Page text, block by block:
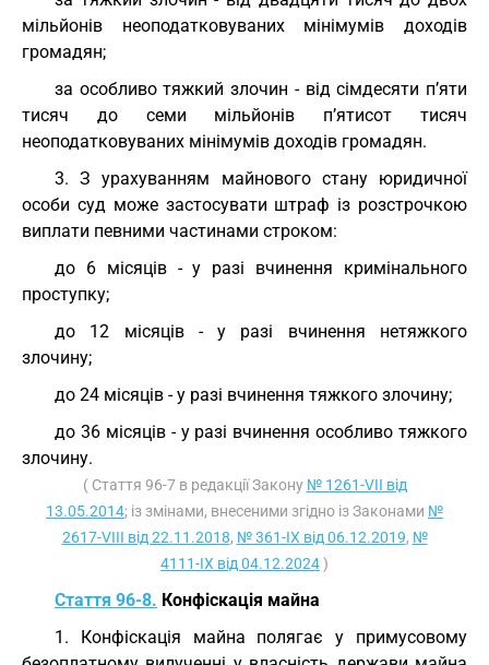
мільйонів неоподатковуваних мінімумів доходів
громадян;
за особливо тяжкий злочин - від сімдесяти п’яти
тисяч до семи мільйонів п’ятисот тисяч
неоподатковуваних мінімумів доходів громадян.
3. З урахуванням майнового стану юридичної
особи суд може застосувати штраф із розстрочкою
виплати певними частинами строком:
до 6 місяців - у разі вчинення кримінального
проступку;
до 12 місяців - у разі вчинення нетяжкого
злочину;
до 24 місяців - у разі вчинення тяжкого злочину;
до 36 місяців - у разі вчинення особливо тяжкого
злочину.
( Стаття 96-7 в редакції Закону № 1261-VII від
13.05.2014; із змінами, внесеними згідно із Законами №
2617-VIII від 22.11.2018, № 361-IX від 06.12.2019, №
4111-IX від 04.12.2024)
Стаття 96-8. Конфіскація майна
1. Конфіскація майна полягає у примусовому